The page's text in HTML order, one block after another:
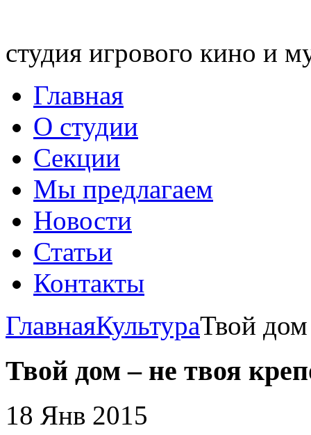
студия игрового кино и
Главная
О студии
Секции
Мы предлагаем
Новости
Статьи
Контакты
ГлавнаяКультураТвой дом
Твой дом – не твоя
18 Янв 2015